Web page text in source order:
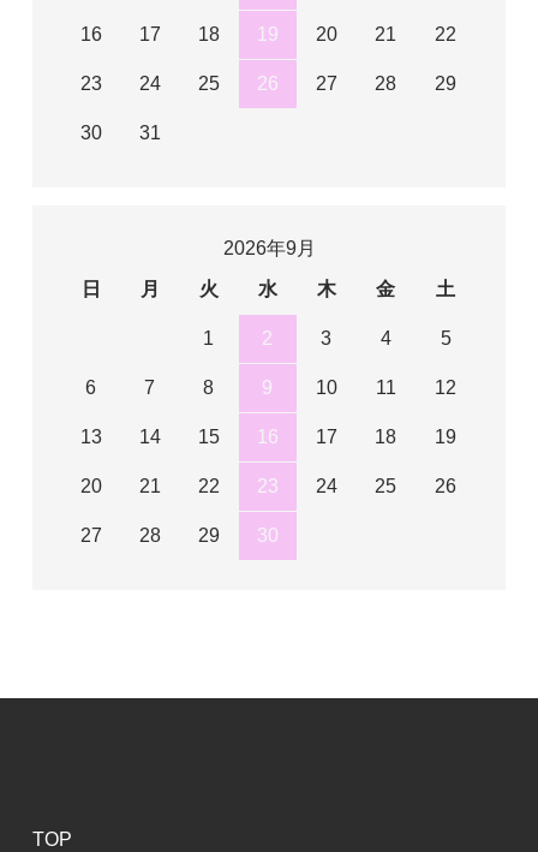
16 17 18 19 20 21 22
23 24 25 26 27 28 29
30 31
2026年9月
日
月 火 水 木 金 土
1 2 3 4 5
6 7 8 9 10 11 12
13 14 15 16 17 18 19
20 21 22 23 24 25 26
27 28 29 30
TOP